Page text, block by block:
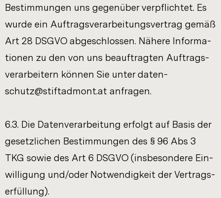
Be­stim­mun­gen uns ge­gen­über ver­pflich­tet. Es
wurde ein Auf­trags­ver­ar­bei­tungs­ver­trag gemäß
Art 28 DSGVO ab­ge­schlos­sen. Nä­he­re In­for­ma­
tio­nen zu den von uns be­auf­trag­ten Auf­trags­
ver­ar­bei­tern kön­nen Sie unter da­ten­
schutz@stift­ad­mont.at an­fra­gen.
6.3. Die Da­ten­ver­ar­bei­tung er­folgt auf Basis der
ge­setz­li­chen Be­stim­mun­gen des § 96 Abs 3
TKG sowie des Art 6 DSGVO (ins­be­son­de­re Ein­
wil­li­gung und/oder Not­wen­dig­keit der Ver­trags­
er­fül­lung).